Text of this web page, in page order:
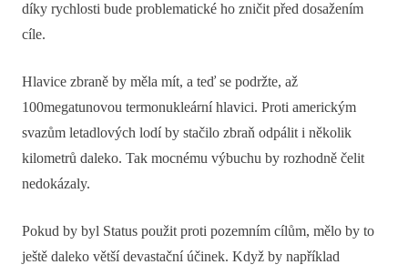
díky rychlosti bude problematické ho zničit před dosažením
cíle.
Hlavice zbraně by měla mít, a teď se podržte, až
100megatunovou termonukleární hlavici. Proti americkým
svazům letadlových lodí by stačilo zbraň odpálit i několik
kilometrů daleko. Tak mocnému výbuchu by rozhodně čelit
nedokázaly.
Pokud by byl Status použit proti pozemním cílům, mělo by to
ještě daleko větší devastační účinek. Když by například